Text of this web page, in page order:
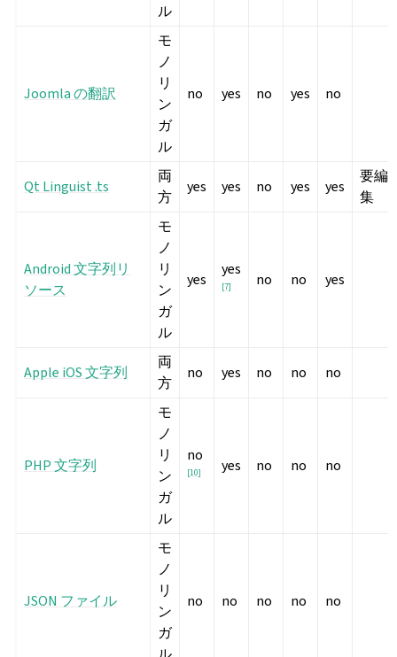
ル
Joomla の翻訳
モ
ノ
リ
ン
ガ
ル
no yes no yes no
Qt Linguist .ts
両
方
yes yes no yes yes
要編
集
Android 文字列リ
ソース
モ
ノ
リ
ン
ガ
ル
yes
yes
[7] no no yes
Apple iOS 文字列
両
方
no yes no no no
PHP 文字列
モ
ノ
リ
ン
ガ
ル
no
[10] yes no no no
JSON ファイル
モ
ノ
リ
ン
ガ
no no no no no